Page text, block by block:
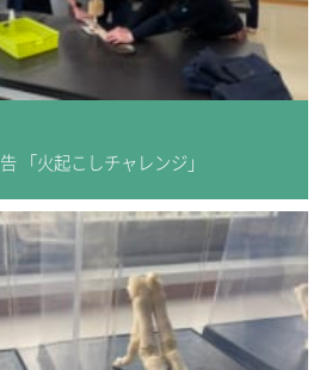
「火起こしチャレンジ」